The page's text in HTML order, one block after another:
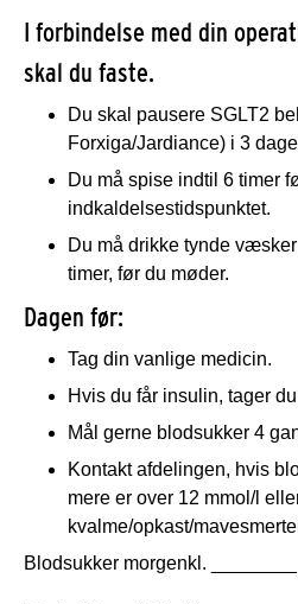
I forbindelse med din
skal du faste.
Du skal pausere SGLT2
Forxiga/Jardiance) i 3
Du må spise indtil 6 timer
indkaldelsestidspunktet.
Du må drikke tynde
timer, før du møder.
Dagen før:
Tag din vanlige medicin.
Hvis du får insulin, tager
Mål gerne blodsukker 4
Kontakt afdelingen, hvis
mere er over 12 mmol/l
kvalme/opkast/
Blodsukker morgenkl. ________